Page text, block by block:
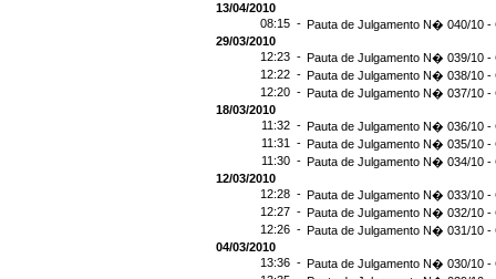
13/04/2010
08:15 - Pauta de Julgamento N� 040/10 -
29/03/2010
12:23 - Pauta de Julgamento N� 039/10 -
12:22 - Pauta de Julgamento N� 038/10 -
12:20 - Pauta de Julgamento N� 037/10 -
18/03/2010
11:32 - Pauta de Julgamento N� 036/10 -
11:31 - Pauta de Julgamento N� 035/10 -
11:30 - Pauta de Julgamento N� 034/10 -
12/03/2010
12:28 - Pauta de Julgamento N� 033/10 -
12:27 - Pauta de Julgamento N� 032/10 -
12:26 - Pauta de Julgamento N� 031/10 -
04/03/2010
13:36 - Pauta de Julgamento N� 030/10 -